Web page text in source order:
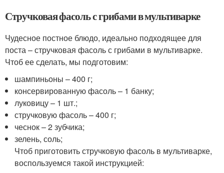
Стручковая фасоль с грибами в мультиварке
Чудесное постное блюдо, идеально подходящее для
поста – стручковая фасоль с грибами в мультиварке.
Чтоб ее сделать, мы подготовим:
шампиньоны – 400 г;
консервированную фасоль – 1 банку;
луковицу – 1 шт.;
стручковую фасоль – 400 г;
чеснок – 2 зубчика;
зелень, соль;
Чтоб приготовить стручковую фасоль в мультиварке,
воспользуемся такой инструкцией: